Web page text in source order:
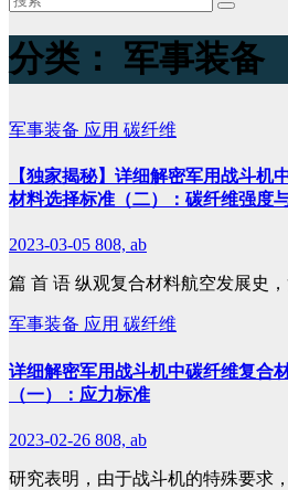
分类： 军事装备
军事装备 应用 碳纤维
【独家揭秘】详细解密军用战斗机
材料选择标准（二）：碳纤维强度
2023-03-05 808, ab
篇 首 语 纵观复合材料航空发展史
军事装备 应用 碳纤维
详细解密军用战斗机中碳纤维复合
（一）：应力标准
2023-02-26 808, ab
研究表明，由于战斗机的特殊要求